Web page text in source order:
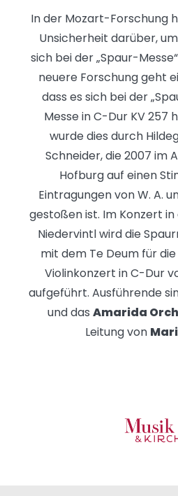
In der Mozart-Forschung
Unsicherheit darüber,
sich bei der „Spaur-
neuere Forschung geht
dass es sich bei der
Messe in C-Dur KV 257
wurde dies durch
Schneider, die 2007 im
Hofburg auf einen
Eintragungen von W. A.
gestoßen ist. Im Konzert
Niedervintl wird die
mit dem Te Deum für
Violinkonzert in C-Dur
aufgeführt. Ausführende
und das Amarida
Leitung von